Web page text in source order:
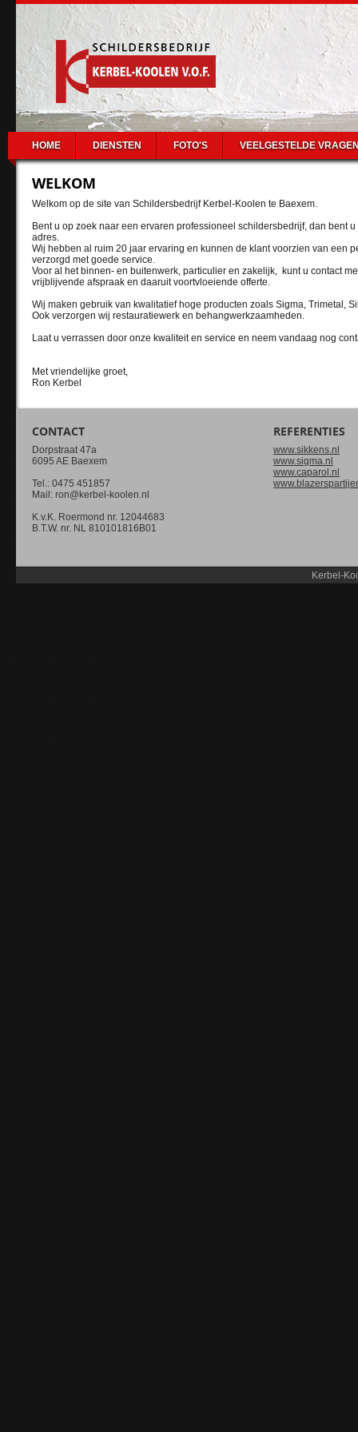
HOME DIENSTEN FOTO'S VEELGESTELDE
WELKOM
Welkom op de site van Schildersbedrijf Kerbel-Koolen te Baexem.
Bent u op zoek naar een ervaren professioneel schildersbedrijf, dan bent
adres.
Wij hebben al ruim 20 jaar ervaring en kunnen de klant voorzien van een
verzorgd met goede service.
Voor al het binnen- en buitenwerk, particulier en zakelijk, kunt u contact
vrijblijvende afspraak en daaruit voortvloeiende offerte.
Wij maken gebruik van kwalitatief hoge producten zoals Sigma, Trimetal,
Ook verzorgen wij restauratiewerk en behangwerkzaamheden.
Laat u verrassen door onze kwaliteit en service en neem vandaag nog
Met vriendelijke groet,
Ron Kerbel
CONTACT
Dorpstraat 47a
6095 AE Baexem
Tel.: 0475 451857
Mail: ron@kerbel-koolen.nl
K.v.K. Roermond nr. 12044683
B.T.W. nr. NL 810101816B01
REFERENTIES
www.sikkens.nl
www.sigma.nl
www.caparol.nl
Kerbel-